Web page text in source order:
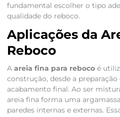
fundamental escolher o tipo
qualidade do reboco.
Aplicações da
Reboco
A areia fina para rebocoé
construção, desde a
acabamento final. Ao ser
areia fina forma uma
paredes internas e externas.